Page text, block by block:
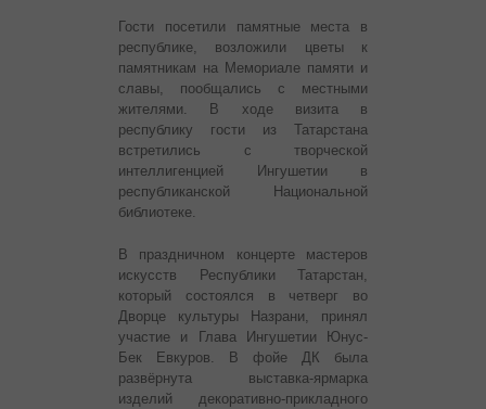
Гости посетили памятные места в
республике, возложили цветы к
памятникам на Мемориале памяти и
славы, пообщались с местными
жителями. В ходе визита в
республику гости из Татарстана
встретились с творческой
интеллигенцией Ингушетии в
республиканской Национальной
библиотеке.
В праздничном концерте мастеров
искусств Республики Татарстан,
который состоялся в четверг во
Дворце культуры Назрани, принял
участие и Глава Ингушетии Юнус-
Бек Евкуров. В фойе ДК была
развёрнута выставка-ярмарка
изделий декоративно-прикладного